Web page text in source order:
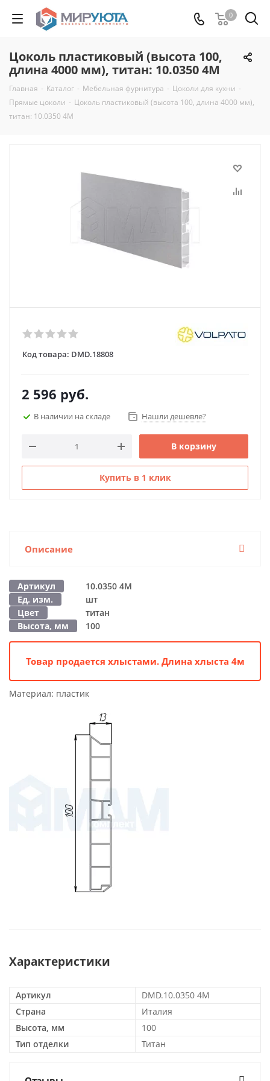
0
Цоколь пластиковый (высота 100,
длина 4000 мм), титан: 10.0350 4M
Главная - Каталог - Мебельная фурнитура - Цоколи для кухни -
Прямые цоколи - Цоколь пластиковый (высота 100, длина 4000 мм),
титан: 10.0350 4M
Код товара: DMD.18808
2 596 руб.
В наличии на складе Нашли дешевле?
В корзину
Купить в 1 клик
Описание
Артикул
10.0350 4M
Ед. изм.
шт
Цвет
титан
Высота, мм
100
Товар продается хлыстами. Длина хлыста 4м
Материал: пластик
Характеристики
Артикул
DMD.10.0350 4M
Страна
Италия
Высота, мм
100
Тип отделки
Титан